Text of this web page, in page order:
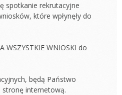
spotkanie rekrutacyjne
które wpłynęły do
WSZYSTKIE WNIOSKI do
będą Państwo
internetową.